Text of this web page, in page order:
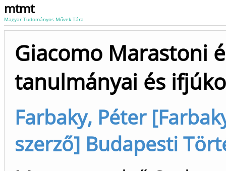
mtmt
Magyar Tudományos Művek Tára
Giacomo Marastoni
tanulmányai és
Farbaky, Péter
szerző] Budapesti